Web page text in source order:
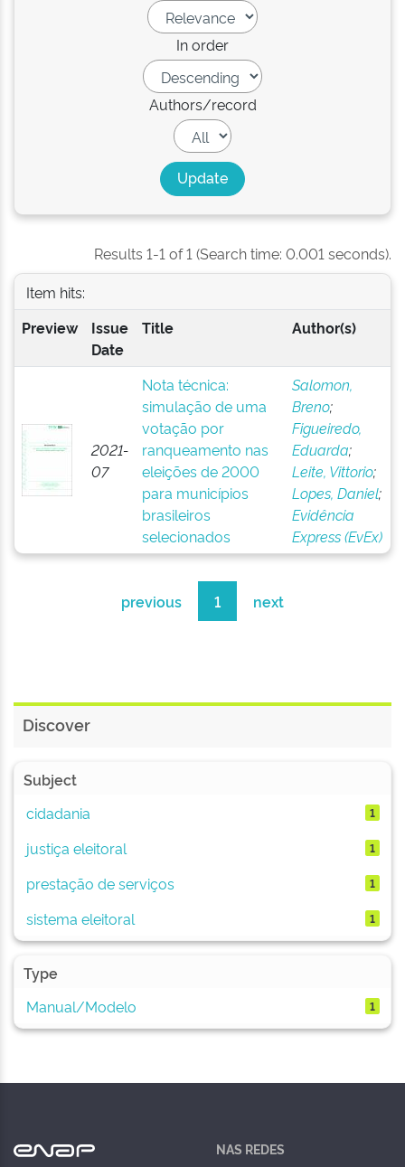
In order
Authors/record
Results 1-1 of 1 (Search time: 0.001 seconds).
Item hits:
Preview
Issue
Date
Title Author(s)
2021-
07
Nota técnica:
simulação de uma
votação por
ranqueamento nas
eleições de 2000
para municípios
brasileiros
selecionados
Salomon,
Breno;
Figueiredo,
Eduarda;
Leite, Vittorio;
Lopes, Daniel;
Evidência
Express (EvEx)
previous 1 next
Discover
Subject
cidadania
1
justiça eleitoral 1
prestação de serviços 1
sistema eleitoral 1
Type
Manual/Modelo
1
NAS REDES